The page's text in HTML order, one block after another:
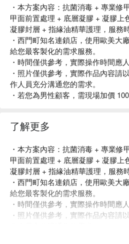
・本方案內容：抗菌消毒 + 專業修
甲面前置處理 + 底層凝膠 + 凝膠上
凝膠封層 + 指緣油精華護理󠄀，服務
・西門町知名連鎖店，使用歐美大
給您最客製化的需求服務。
・時間僅供參考，實際操作時間應人
・照片僅供參考，實際作品內容請
作人員充分溝通您的需求。
・若您為男性顧客，需現場加價 100
了解更多
・本方案內容：抗菌消毒 + 專業修
甲面前置處理 + 底層凝膠 + 凝膠上
凝膠封層 + 指緣油精華護理󠄀，服務
・西門町知名連鎖店，使用歐美大
給您最客製化的需求服務。
・時間僅供參考，實際操作時間應人
・照片僅供參考，實際作品內容請